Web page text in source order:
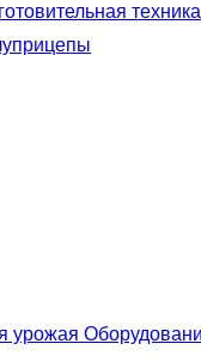
техника